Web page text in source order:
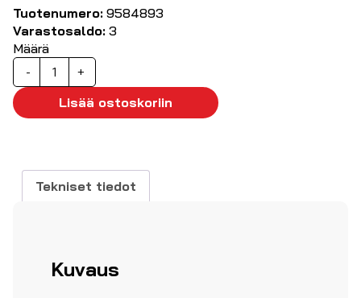
Tuotenumero: 9584893
Varastosaldo: 3
Määrä
-
HDMI-
kytkin
sisään/1
60Hz
määrä
+
Lisää ostoskoriin
Tekniset tiedot
Kuvaus